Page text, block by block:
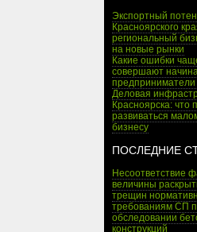
Экспортный
Красноярского
региональный
на новые рынки
Какие ошибки
совершают
предприниматели
Деловая
Красноярска: что
развиваться
бизнесу
ПОСЛЕДНИЕ
Несоответствие
величины
трещин
требованиям СП
обследовании
конструкций